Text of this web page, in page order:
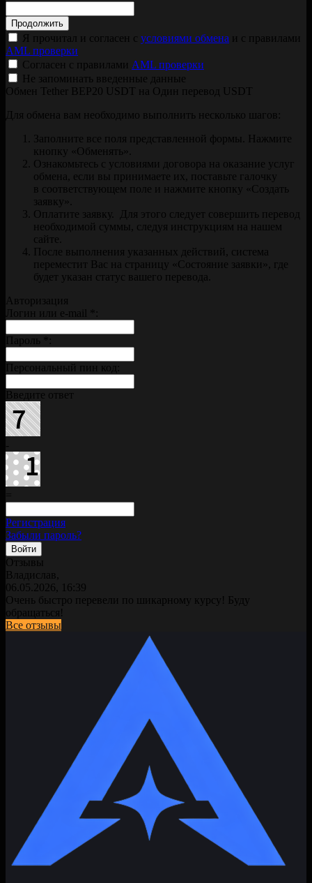
Я прочитал и согласен с условиями обмена и с правилами
AML проверки
Согласен с правилами AML проверки
Не запоминать введенные данные
Обмен Tether BEP20 USDT на Один перевод USDT
Для обмена вам необходимо выполнить несколько шагов:
Заполните все поля представленной формы. Нажмите
кнопку «Обменять».
Ознакомьтесь с условиями договора на оказание услуг
обмена, если вы принимаете их, поставьте галочку
в соответствующем поле и нажмите кнопку «Создать
заявку».
Оплатите заявку. Для этого следует совершить перевод
необходимой суммы, следуя инструкциям на нашем
сайте.
После выполнения указанных действий, система
переместит Вас на страницу «Состояние заявки», где
будет указан статус вашего перевода.
Авторизация
Логин или e-mail
Пароль
Персональный пин код:
Введите ответ
-
Регистрация
Забыли пароль?
Отзывы
Владислав,
06.05.2026, 16:39
Очень быстро перевели по шикарному курсу! Буду
обращаться!
Все отзывы